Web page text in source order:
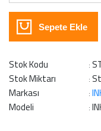
Sepete Ekle
Stok Kodu :
Stok Miktarı
:
Markası
:
Modeli
: